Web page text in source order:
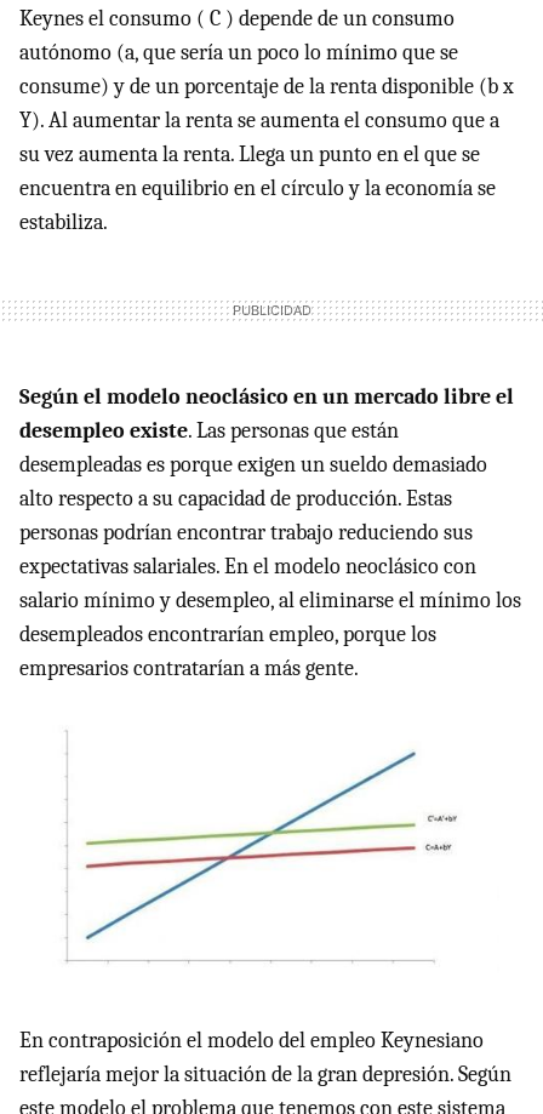
Keynes el consumo ( C ) depende de un consumo
autónomo (a, que sería un poco lo mínimo que se
consume) y de un porcentaje de la renta disponible (b x
Y). Al aumentar la renta se aumenta el consumo que a
su vez aumenta la renta. Llega un punto en el que se
encuentra en equilibrio en el círculo y la economía se
estabiliza.
Según el modelo neoclásico en un mercado libre el
desempleo existe. Las personas que están
desempleadas es porque exigen un sueldo demasiado
alto respecto a su capacidad de producción. Estas
personas podrían encontrar trabajo reduciendo sus
expectativas salariales. En el modelo neoclásico con
salario mínimo y desempleo, al eliminarse el mínimo los
desempleados encontrarían empleo, porque los
empresarios contratarían a más gente.
En contraposición el modelo del empleo Keynesiano
reflejaría mejor la situación de la gran depresión. Según